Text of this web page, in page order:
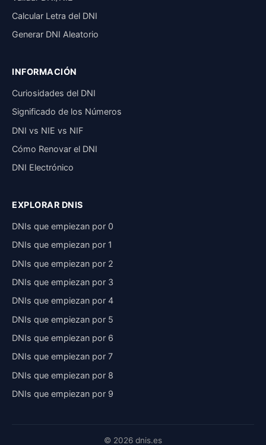
Calcular Letra del DNI
Generar DNI Aleatorio
INFORMACIÓN
Curiosidades del DNI
Significado de los Números
DNI vs NIE vs NIF
Cómo Renovar el DNI
DNI Electrónico
EXPLORAR DNIS
DNIs que empiezan por 0
DNIs que empiezan por 1
DNIs que empiezan por 2
DNIs que empiezan por 3
DNIs que empiezan por 4
DNIs que empiezan por 5
DNIs que empiezan por 6
DNIs que empiezan por 7
DNIs que empiezan por 8
DNIs que empiezan por 9
© 2026 dnis.es